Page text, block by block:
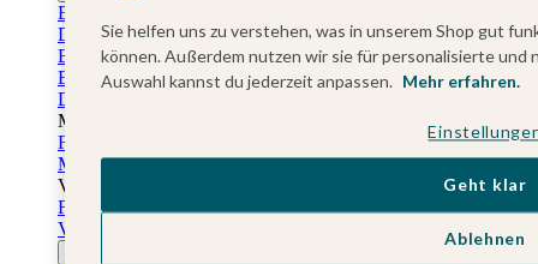
Einladungskarten Jugendweihe
Dankeskarten Jugendweihe
Einschulungskarten
Einladungskarten Einschulung
Danksagung Einschulung
Muttertag
Fotogeschenke Muttertag
Muttertagskarten
Vatertag
Fotogeschenke Vatertag
Vatertagskarten
Sie helfen uns zu verstehen, was in unserem Shop gut
können. Außerdem nutzen wir sie für personalisierte
Auswahl kannst du jederzeit anpassen. Mehr erfahren.
Ablehnen
Geht klar